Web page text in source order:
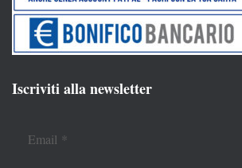
Iscriviti alla newsletter
Email *